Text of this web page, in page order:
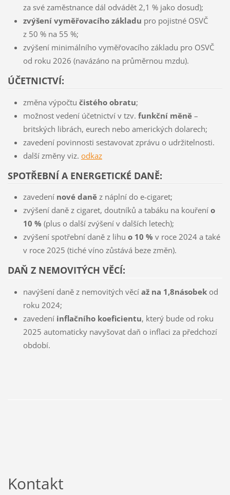
za své zaměstnance dál odvádět 2,1 % jako dosud);
zvýšení vyměřovacího základu pro pojistné OSVČ
z 50 % na 55 %;
zvýšení minimálního vyměřovacího základu pro OSVČ
od roku 2026 (navázáno na průměrnou mzdu).
ÚČETNICTVÍ:
změna výpočtu čistého obratu;
možnost vedení účetnictví v tzv. funkční měně–
britských librách, eurech nebo amerických dolarech;
zavedení povinnosti sestavovat zprávu o udržitelnosti.
další změny viz. odkaz
SPOTŘEBNÍ A ENERGETICKÉ DANĚ:
zavedení nové daněz náplní do e-cigaret;
zvýšení daně z cigaret, doutníků a tabáku na kouření o
10 % (plus o další zvýšení v dalších letech);
zvýšení spotřební daně z lihu o 10 % v roce 2024 a také
v roce 2025 (tiché víno zůstává beze změn).
DAŇ Z NEMOVITÝCH VĚCÍ:
navýšení daně z nemovitých věcí až na 1,8násobekod
roku 2024;
zavedení inflačního koeficientu, který bude od roku
2025 automaticky navyšovat daň o inflaci za předchozí
období.
Kontakt